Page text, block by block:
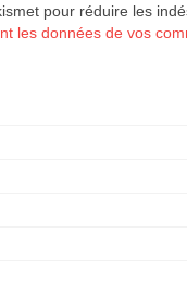
pour réduire les
les données de vos